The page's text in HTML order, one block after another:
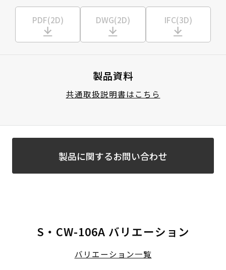
PDF(2D) DWG(2D) IFC(3D)
製品資料
共通取扱説明書はこちら
製品に関するお問い合わせ
S・CW-106A バリエーション
バリエーション一覧